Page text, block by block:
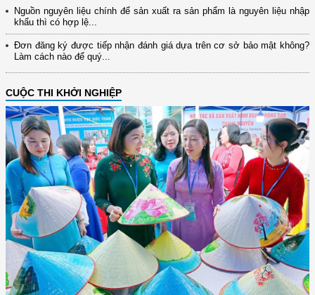
Nguồn nguyên liệu chính để sản xuất ra sản phẩm là nguyên liệu nhập
khẩu thì có hợp lệ...
Đơn đăng ký được tiếp nhận đánh giá dựa trên cơ sở bảo mật không?
Làm cách nào để quý...
CUỘC THI KHỞI NGHIỆP